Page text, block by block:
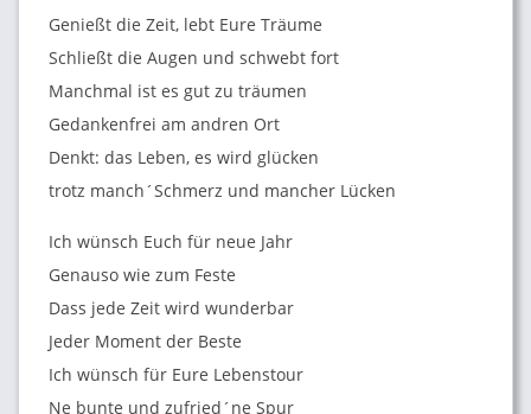
Genießt die Zeit, lebt Eure Träume
Schließt die Augen und schwebt fort
Manchmal ist es gut zu träumen
Gedankenfrei am andren Ort
Denkt: das Leben, es wird glücken
trotz manch´Schmerz und mancher Lücken
Ich wünsch Euch für neue Jahr
Genauso wie zum Feste
Dass jede Zeit wird wunderbar
Jeder Moment der Beste
Ich wünsch für Eure Lebenstour
Ne bunte und zufried´ne Spur